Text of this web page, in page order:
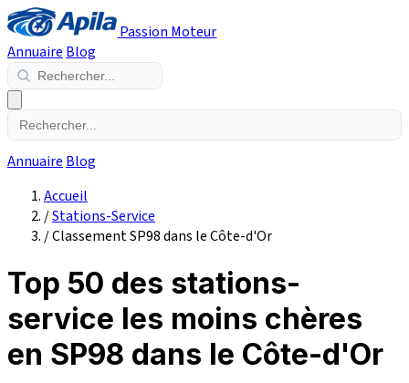
Passion Moteur
Annuaire Blog
Annuaire Blog
Accueil
/Stations-Service
/Classement SP98 dans le Côte-d'Or
Top 50 des stations-
service les moins chères
en SP98 dans le Côte-d'Or